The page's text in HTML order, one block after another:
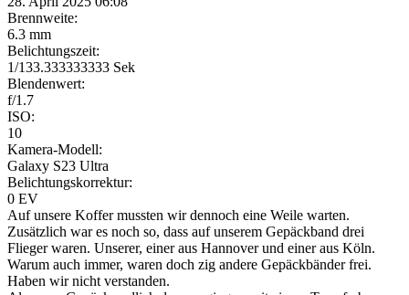
Brennweite:
6.3 mm
Belichtungszeit:
1/133.333333333 Sek
Blendenwert:
f/1.7
ISO:
10
Kamera-Modell:
Galaxy S23 Ultra
Belichtungskorrektur:
0 EV
Auf unsere Koffer mussten wir dennoch eine Weile warten.
Zusätzlich war es noch so, dass auf unserem Gepäckband drei
Flieger waren. Unserer, einer aus Hannover und einer aus Köln.
Warum auch immer, waren doch zig andere Gepäckbänder frei.
Haben wir nicht verstanden.